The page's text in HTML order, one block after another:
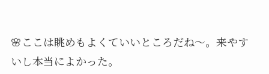
🌸ここは眺めもよくていいところだね～。来やす
いし本当によかった。